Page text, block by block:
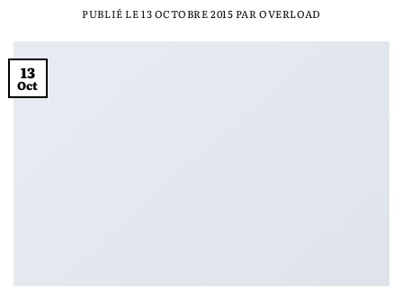
PUBLIÉ LE13 OCTOBRE 2015PAROVERLOAD
13
Oct